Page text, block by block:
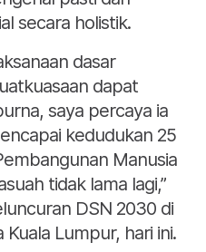
secara holistik.
dasar
dapat
saya percaya ia
kedudukan 25
Manusia
tidak lama lagi,”
DSN 2030 di
Lumpur, hari ini.